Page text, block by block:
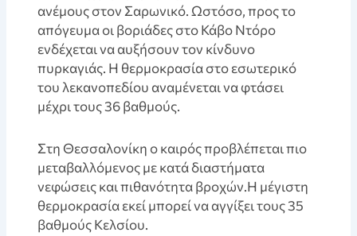
ανέμους στον Σαρωνικό. Ωστόσο, προς το
απόγευμα οι βοριάδες στο Κάβο Ντόρο
ενδέχεται να αυξήσουν τον κίνδυνο
πυρκαγιάς. Η θερμοκρασία στο εσωτερικό
του λεκανοπεδίου αναμένεται να φτάσει
μέχρι τους 36 βαθμούς.
Στη Θεσσαλονίκη ο καιρός προβλέπεται πιο
μεταβαλλόμενος με κατά διαστήματα
νεφώσεις και πιθανότητα βροχών.Η μέγιστη
θερμοκρασία εκεί μπορεί να αγγίξει τους 35
βαθμούς Κελσίου.